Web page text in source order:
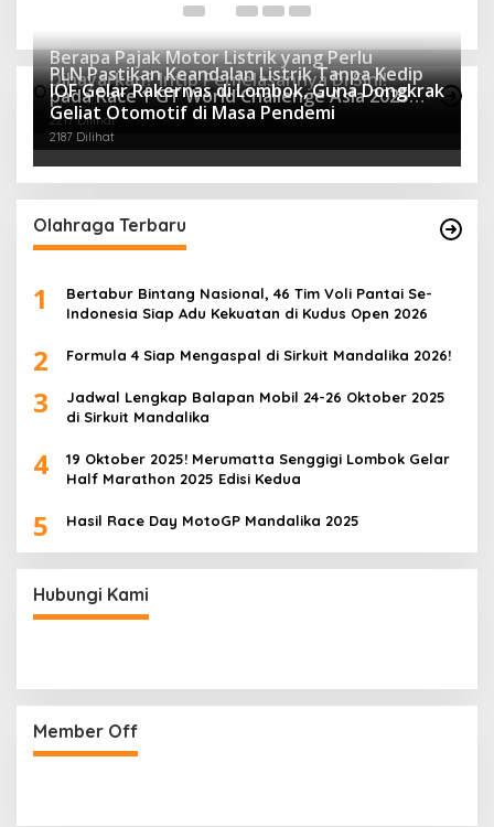
Otomotif Terpopuler
Berapa Pajak Motor Listrik yang Perlu
Dibayarkan? Intip Penjelasannya Di Sini!
2434 Dilihat
PLN Pastikan Keandalan Listrik Tanpa Kedip
pada Race 1 GT World Challenge Asia 2025
Mandalika
2217 Dilihat
IOF Gelar Rakernas di Lombok, Guna Dongkrak
Geliat Otomotif di Masa Pendemi
2187 Dilihat
Olahraga Terbaru
1
Bertabur Bintang Nasional, 46 Tim Voli Pantai Se-
Indonesia Siap Adu Kekuatan di Kudus Open 2026
2 Formula 4 Siap Mengaspal di Sirkuit Mandalika 2026!
3
Jadwal Lengkap Balapan Mobil 24-26 Oktober 2025
di Sirkuit Mandalika
4
19 Oktober 2025! Merumatta Senggigi Lombok Gelar
Half Marathon 2025 Edisi Kedua
5 Hasil Race Day MotoGP Mandalika 2025
Hubungi Kami
Member Off